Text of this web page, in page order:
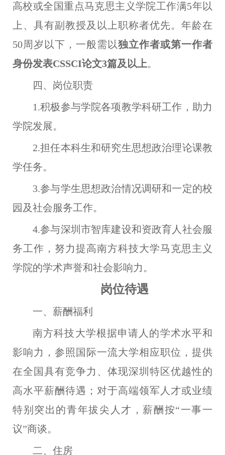
高校或全国重点马克思主义学院工作满5年以
上、具有副教授及以上职称者优先。年龄在
50周岁以下，一般需以独立作者或第一作者
身份发表CSSCI论文3篇及以上。
四、岗位职责
1.积极参与学院各项教学科研工作，助力
学院发展。
2.担任本科生和研究生思想政治理论课教
学任务。
3.参与学生思想政治情况调研和一定的校
园及社会服务工作。
4.参与深圳市智库建设和资政育人社会服
务工作，努力提高南方科技大学马克思主义
学院的学术声誉和社会影响力。
岗位待遇
一、薪酬福利
南方科技大学根据申请人的学术水平和
影响力，参照国际一流大学相应职位，提供
在全国具有竞争力 、体现深圳特区优越性的
高水平薪酬待遇 ； 对于高端领军人才或业绩
特别突出的青年拔尖人才，薪酬按“一事一
议”商谈。
二、住房